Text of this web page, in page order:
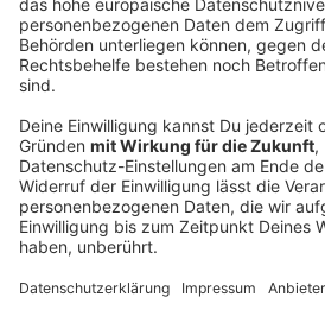
Senioren-Wohnanlage wegen
In einer Wohnanlage für ältere
Dachgeschoss. Die Senioren
verlassen.